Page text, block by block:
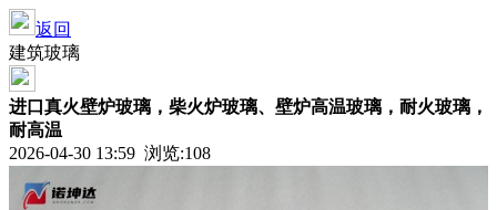
返回
建筑玻璃
进口真火壁炉玻璃，柴火炉玻璃、壁炉高温玻璃，耐火玻璃，
耐高温
2026-04-30 13:59 浏览:108